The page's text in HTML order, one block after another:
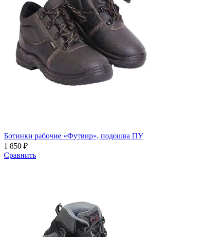
Ботинки рабочие «Футвир», подошва ПУ
1 850 ₽
Сравнить